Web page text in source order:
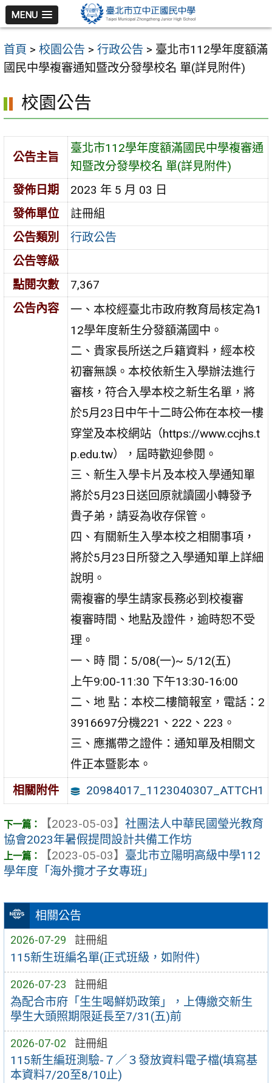
跳
至
主
要
容
區
MENU
首頁 > 校園公告 > 行政公告 > 臺北市112學年度額滿
國民中學複審通知暨改分發學校名 單(詳見附件)
相關公告
2026-07-29 註冊組
115新生班編名單(正式班級，如附件)
2026-07-23 註冊組
為配合市府「生生喝鮮奶政策」，上傳繳交新生
學生大頭照期限延長至7/31(五)前
2026-07-02 註冊組
115新生編班測驗-７／３發放資料電子檔(填寫基
本資料7/20至8/10止)
校園公告
公告主旨
臺北市112學年度額滿國民中學複審通
知暨改分發學校名 單(詳見附件)
發佈日期
2023 年 5 月 03 日
發佈單位
註冊組
公告類別
行政公告
公告等級
點閱次數
7,367
公告內容
一、本校經臺北市政府教育局核定為1
12學年度新生分發額滿國中。
二、貴家長所送之戶籍資料，經本校
初審無誤。本校依新生入學辦法進行
審核，符合入學本校之新生名單，將
於5月23日中午十二時公佈在本校一樓
穿堂及本校網站（https://www.ccjhs.t
p.edu.tw），屆時歡迎參閱。
三、新生入學卡片及本校入學通知單
將於5月23日送回原就讀國小轉發予
貴子弟，請妥為收存保管。
四、有關新生入學本校之相關事項，
將於5月23日所發之入學通知單上詳細
說明。
需複審的學生請家長務必到校複審
複審時間、地點及證件，逾時恕不受
理。
一、時 間：5/08(一)~ 5/12(五)
上午9:00-11:30 下午13:30-16:00
二、地 點：本校二樓簡報室，電話：2
3916697分機221、222、223。
三、應攜帶之證件：通知單及相關文
件正本暨影本。
相關附件
20984017_1123040307_ATTCH1
【2023-05-03】 社團法人中華民國瑩光教育
協會2023年暑假提問設計共備工作坊
【2023-05-03】 臺北市立陽明高級中學112
學年度「海外攬才子女專班」